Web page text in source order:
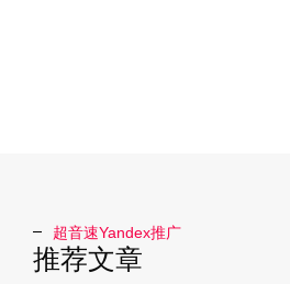
超音速Yandex推广​
推荐文章